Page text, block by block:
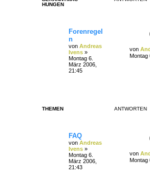
HUNGEN
Forenregel
n
von Andreas
Ivens »
Montag 6.
März 2006,
21:45
von
Montag
THEMEN ANTWORTEN
FAQ
von Andreas
Ivens »
Montag 6.
März 2006,
21:43
von
Montag